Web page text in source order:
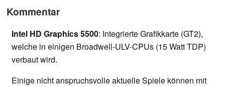
Kommentar
Intel HD Graphics 5500: Integrierte Grafikkarte (GT2),
welche in einigen Broadwell-ULV-CPUs (15 Watt TDP)
verbaut wird.
Einige nicht anspruchsvolle aktuelle Spiele können mit